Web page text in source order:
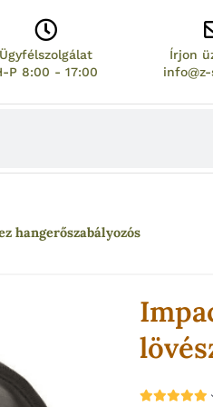
Ügyfélszolgálat
P 8:00 - 17:00
Írjon
hangerőszabályozós